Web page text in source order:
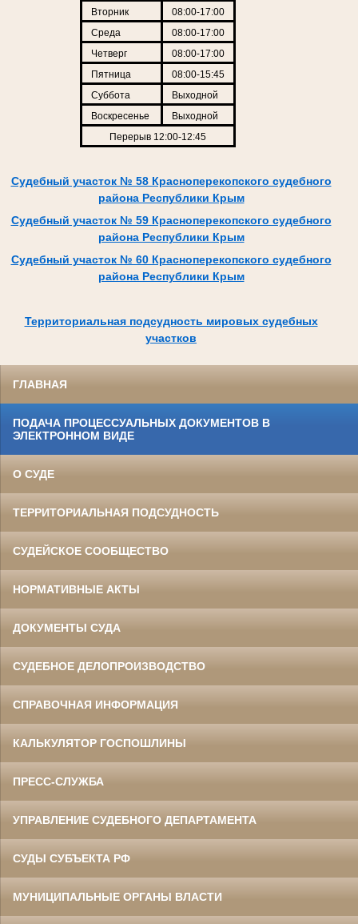
Вторник
08:00-17:00
Среда
08:00-17:00
Четверг
08:00-17:00
Пятница
08:00-15:45
Суббота
Выходной
Воскресенье
Выходной
Перерыв 12:00-12:45
Судебный участок № 58 Красноперекопского судебного
района Республики Крым
Судебный участок № 59 Красноперекопского судебного
района Республики Крым
Судебный участок № 60 Красноперекопского судебного
района Республики Крым
Территориальная подсудность мировых судебных
участков
ГЛАВНАЯ
ПОДАЧА ПРОЦЕССУАЛЬНЫХ ДОКУМЕНТОВ В
ЭЛЕКТРОННОМ ВИДЕ
О СУДЕ
ТЕРРИТОРИАЛЬНАЯ ПОДСУДНОСТЬ
СУДЕЙСКОЕ СООБЩЕСТВО
НОРМАТИВНЫЕ АКТЫ
ДОКУМЕНТЫ СУДА
СУДЕБНОЕ ДЕЛОПРОИЗВОДСТВО
СПРАВОЧНАЯ ИНФОРМАЦИЯ
КАЛЬКУЛЯТОР ГОСПОШЛИНЫ
ПРЕСС-СЛУЖБА
УПРАВЛЕНИЕ СУДЕБНОГО ДЕПАРТАМЕНТА
СУДЫ СУБЪЕКТА РФ
МУНИЦИПАЛЬНЫЕ ОРГАНЫ ВЛАСТИ